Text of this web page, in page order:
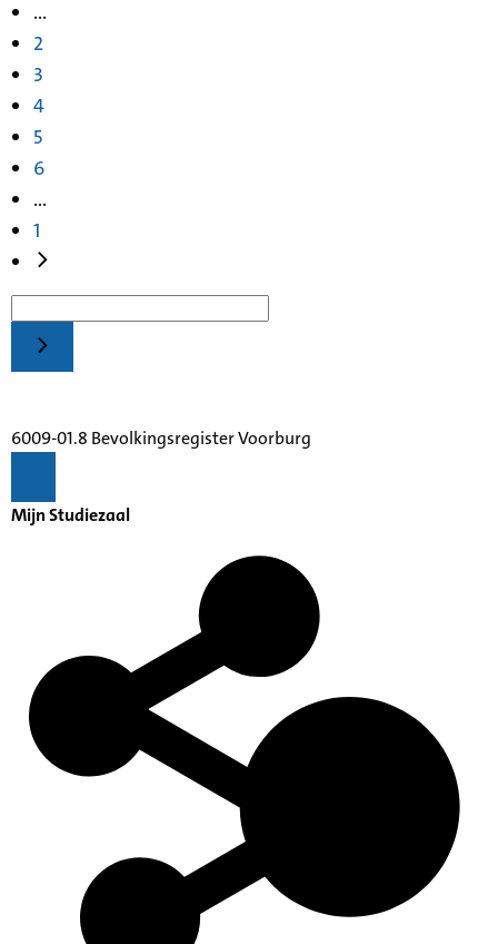
...
2
3
4
5
6
...
1
6009-01.8 Bevolkingsregister Voorburg
Mijn Studiezaal